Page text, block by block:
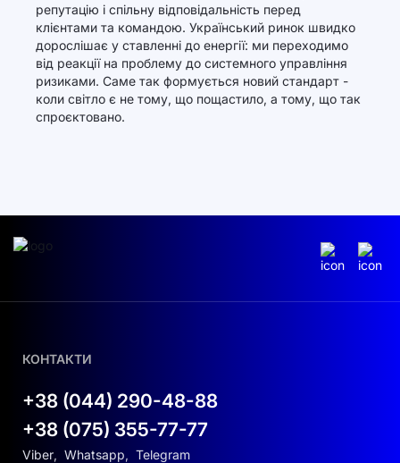
репутацію і спільну відповідальність перед
клієнтами та командою. Український ринок швидко
дорослішає у ставленні до енергії: ми переходимо
від реакції на проблему до системного управління
ризиками. Саме так формується новий стандарт -
коли світло є не тому, що пощастило, а тому, що так
спроєктовано.
КОНТАКТИ
+38 (044) 290-48-88
+38 (075) 355-77-77
Viber, Whatsapp, Telegram